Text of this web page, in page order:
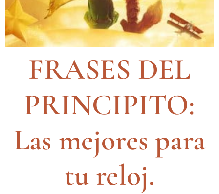
FRASES DEL
PRINCIPITO:
Las mejores para
tu reloj.